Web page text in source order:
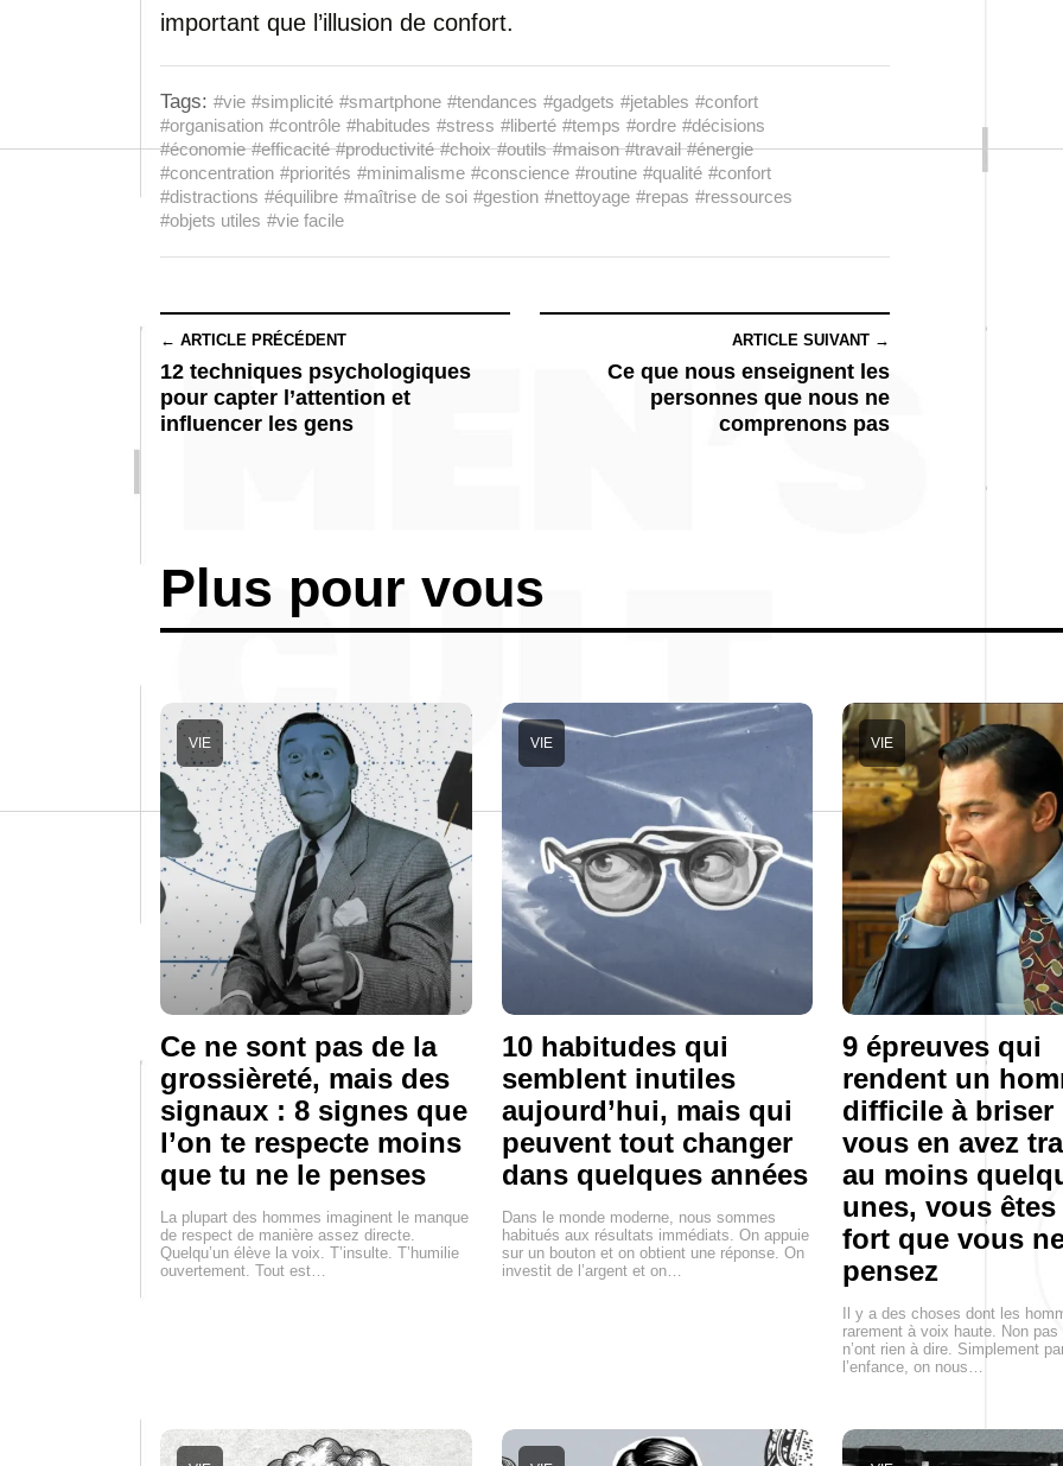
important que l’illusion de confort.
Tags: #vie #simplicité #smartphone #tendances #gadgets #jetables #confort
#organisation #contrôle #habitudes #stress #liberté #temps #ordre #décisions
#économie #efficacité #productivité #choix #outils #maison #travail #énergie
#concentration #priorités #minimalisme #conscience #routine #qualité #confort
#distractions #équilibre #maîtrise de soi #gestion #nettoyage #repas #ressources
#objets utiles #vie facile
← ARTICLE PRÉCÉDENT
12 techniques psychologiques
pour capter l’attention et
influencer les gens
ARTICLE SUIVANT →
Ce que nous enseignent les
personnes que nous ne
comprenons pas
Plus pour vous
Ce ne sont pas de la
grossièreté, mais des
signaux : 8 signes que
l’on te respecte moins
que tu ne le penses
VIE
La plupart des hommes imaginent le manque
de respect de manière assez directe.
Quelqu’un élève la voix. T’insulte. T’humilie
ouvertement. Tout est…
10 habitudes qui
semblent inutiles
aujourd’hui, mais qui
peuvent tout changer
dans quelques années
VIE
Dans le monde moderne, nous sommes
habitués aux résultats immédiats. On appuie
sur un bouton et on obtient une réponse. On
investit de l’argent et on…
9 épreuves qui
rendent un
difficile à briser
vous en avez
au moins
unes, vous
fort que vous
pensez
VIE
Il y a des choses dont les
rarement à voix haute. Non pas
n’ont rien à dire. Simplement
l’enfance, on nous…